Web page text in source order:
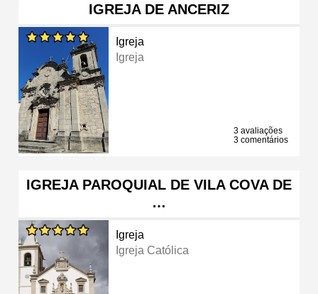
IGREJA DE ANCERIZ
Igreja
Igreja
3 avaliações
3 comentários
IGREJA PAROQUIAL DE VILA COVA DE
…
Igreja
Igreja Católica